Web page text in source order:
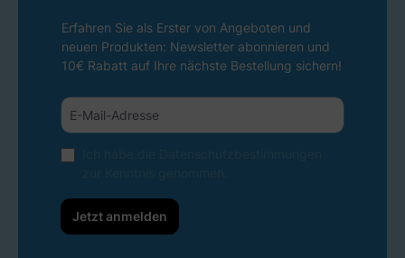
Erfahren Sie als Erster von Angeboten und
neuen Produkten: Newsletter abonnieren und
10€ Rabatt auf Ihre nächste Bestellung sichern!
Jetzt anmelden